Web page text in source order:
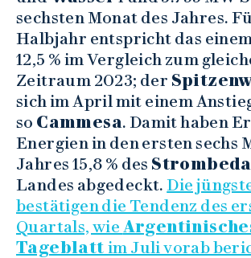
sechsten Monat des Jahres.
Halbjahr entspricht das
12,5 % im Vergleich zum
Zeitraum 2023; der
sich im April mit einem
so Cammesa. Damit haben
Energien in den ersten sechs
Jahres 15,8 % des
Landes abgedeckt.Die
bestätigen die Tendenz des
Quartals, wie
Tageblattim Juli vorab